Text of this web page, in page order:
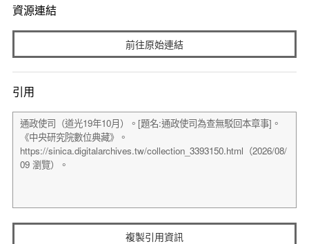
資源連結
前往原始連結
引用
複製引用資訊